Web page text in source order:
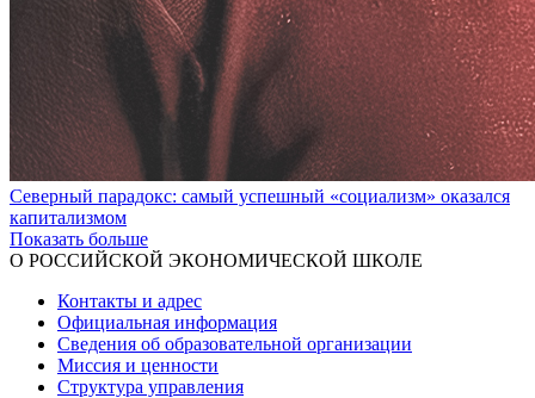
Северный парадокс: самый успешный «социализм» оказался
капитализмом
Показать больше
О РОССИЙСКОЙ ЭКОНОМИЧЕСКОЙ ШКОЛЕ
Контакты и адрес
Официальная информация
Сведения об образовательной организации
Миссия и ценности
Структура управления